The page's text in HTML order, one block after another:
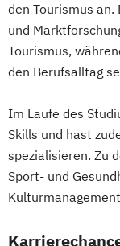
den Tourismus an.
und
Tourismus,
den Berufsalltag
Im Laufe des
Skills und hast
spezialisieren. Zu
Sport- und